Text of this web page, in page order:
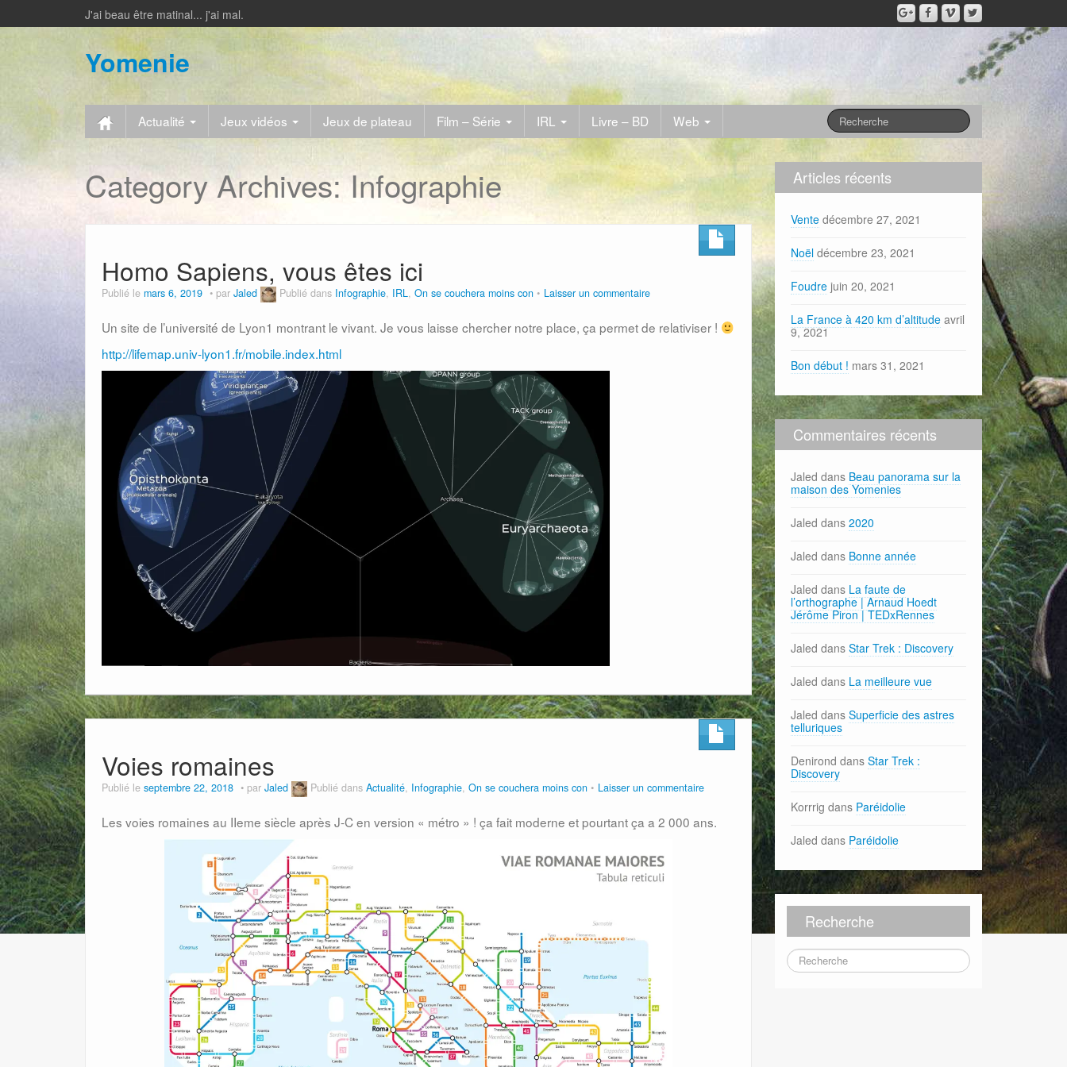
J'ai beau être matinal... j'ai mal.
Yomenie
Actualité Jeux vidéos Jeux de plateau Film – Série IRL Livre – BD Web
Category Archives:Infographie
Homo Sapiens, vous êtes ici
Publié le mars 6, 2019 par Jaled Publié dans Infographie, IRL, On se couchera moins con Laisser un commentaire
Un site de l’université de Lyon1 montrant le vivant. Je vous laisse chercher notre place, ça permet de relativiser !
http://lifemap.univ-lyon1.fr/mobile.index.html
Voies romaines
Publié le septembre 22, 2018 par Jaled Publié dans Actualité, Infographie, On se couchera moins con Laisser un commentaire
Les voies romaines au IIeme siècle après J-C en version « métro » ! ça fait moderne et pourtant ça a 2 000 ans.
Articles récents
Vente décembre 27, 2021
Noël décembre 23, 2021
Foudre juin 20, 2021
La France à 420 km d’altitude avril
9, 2021
Bon début ! mars 31, 2021
Commentaires récents
Jaled dans Beau panorama sur la
maison des Yomenies
Jaled dans2020
Jaled dans Bonne année
Jaled dans La faute de
l’orthographe | Arnaud Hoedt
Jérôme Piron | TEDxRennes
Jaled dansStar Trek : Discovery
Jaled dans La meilleure vue
Jaled dansSuperficie des astres
telluriques
Denirond dansStar Trek :
Discovery
Korrrig dans Paréidolie
Jaled dans Paréidolie
Recherche